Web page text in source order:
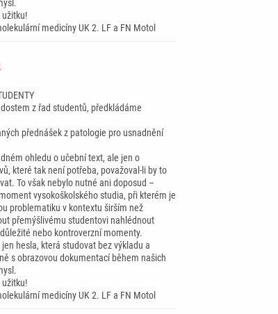
medicíny UK 2. LF a FN Motol
z řad studentů, předkládáme
přednášek z patologie pro usnadnění
ohledu o učební text, ale jen o
které tak není potřeba, považoval-li by to
To však nebylo nutné ani doposud –
vysokoškolského studia, při kterém je
problematiku v kontextu širším než
přemýšlivému studentovi nahlédnout
nebo kontroverzní momenty.
hesla, která studovat bez výkladu a
s obrazovou dokumentací během našich
medicíny UK 2. LF a FN Motol